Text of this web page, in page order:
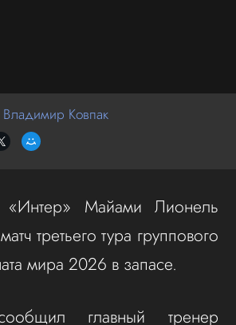
Владимир Ковпак
Майами Лионель
третьего тура группового
мира 2026 в запасе.
главный тренер